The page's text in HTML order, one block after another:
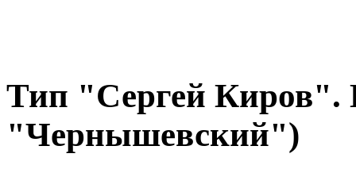
Тип "Сергей Киров".
"Чернышевский")